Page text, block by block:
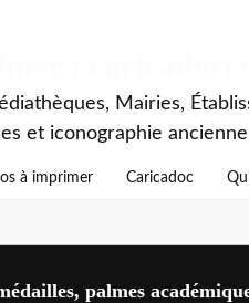
Mairies,
et iconographie
à imprimer Caricadoc
palmes